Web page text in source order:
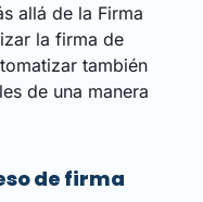
allá de la Firma
la firma de
también
de una manera
de firma